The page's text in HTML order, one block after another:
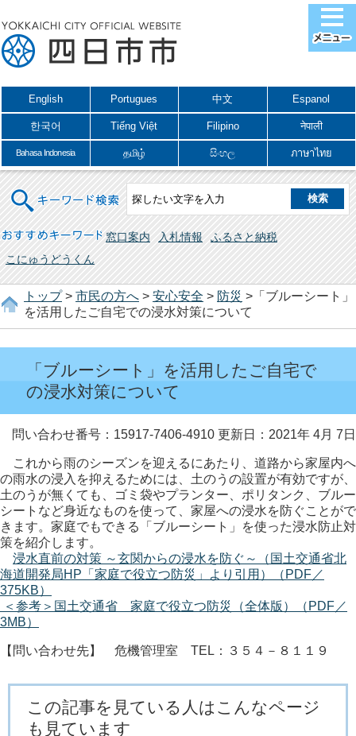
English Portugues 中文 Espanol
한국어 Tiếng Việt Filipino नेपाली
Bahasa Indonesia தமிழ் සිංහල ภาษาไทย
キーワード検索
おすすめキーワード 窓口案内 入札情報
ふるさと納税
こにゅうどうくん
トップ> 市民の方へ > 安心安全 > 防災 >「ブルーシート」
を活用したご自宅での浸水対策について
「ブルーシート」を活用したご自宅で
の浸水対策について
問い合わせ番号：15917-7406-4910 更新日：2021年 4月 7日
これから雨のシーズンを迎えるにあたり、道路から家屋内へ
の雨水の浸入を抑えるためには、土のうの設置が有効ですが、
土のうが無くても、ゴミ袋やプランター、ポリタンク、ブルー
シートなど身近なものを使って、家屋への浸水を防ぐことがで
きます。家庭でもできる「ブルーシート」を使った浸水防止対
策を紹介します。
浸水直前の対策 ～玄関からの浸水を防ぐ～（国土交通省北
海道開発局HP「家庭で役立つ防災」より引用）（PDF／
375KB）
＜参考＞国土交通省 家庭で役立つ防災（全体版）（PDF／
3MB）
【問い合わせ先】 危機管理室 TEL：３５４－８１１９
この記事を見ている人はこんなページ
も見ています